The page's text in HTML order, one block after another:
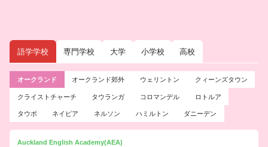
語学学校 専門学校 大学 小学校 高校
オークランド オークランド郊外 ウェリントン クィーンズタウン
クライストチャーチ タウランガ コロマンデル ロトルア
タウポ ネイピア ネルソン ハミルトン ダニーデン
Auckland English Academy(AEA)